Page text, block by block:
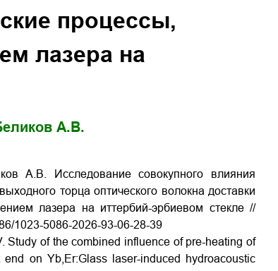
процессы,
лазера на
А.В.
А.В. Исследование совокупного влияния
торца оптического волокна доставки
лазера на иттербий-эрбиевом стекле //
1023-5086-2026-93-06-28-39
Study of the combined influence of pre-heating of
on Yb,Er:Glass laser-induced hydroacoustic